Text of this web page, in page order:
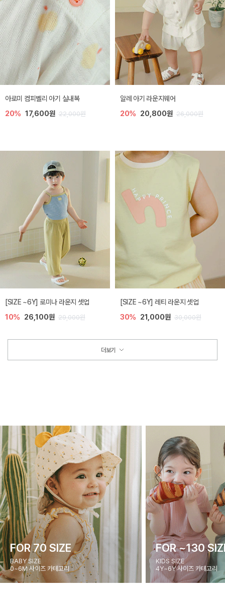
아로미 컴피벨리 아기 실내복
20% 17,600원 22,000원
알레 아기 라운지웨어
20% 20,800원 26,000원
[SIZE ~6Y] 로미나 라운지 셋업
10% 26,100원 29,000원
[SIZE ~6Y] 레티 라운지 셋업
30% 21,000원 30,000원
더보기
FOR 70 SIZE
BABY SIZE
0~6M 사이즈 카테고리
FOR ~130
KIDS SIZE
4Y~6Y 사이즈 카테고리